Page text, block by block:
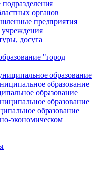
органов
предприятия
учреждения
досуга
"город
образование
образование
образование
образование
образование
экономическом